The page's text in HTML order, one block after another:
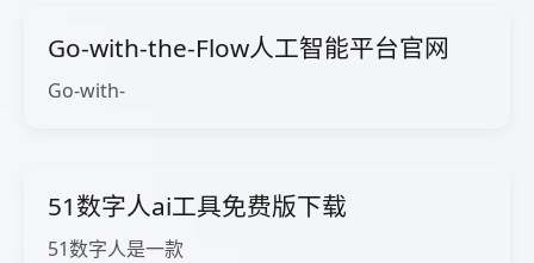
Go-with-the-Flow人工智能平台官网
Go-with-
51数字人ai工具免费版下载
51数字人是一款